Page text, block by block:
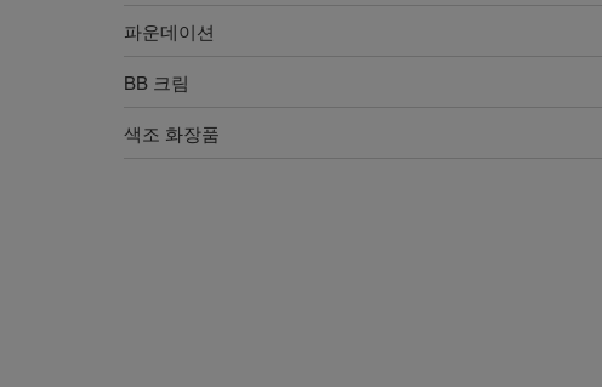
파운데이션
BB 크림
색조 화장품